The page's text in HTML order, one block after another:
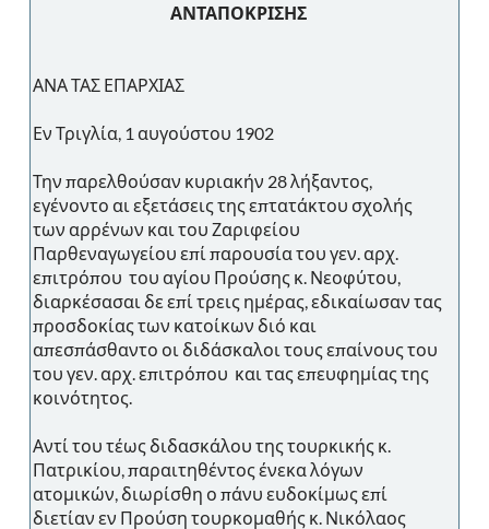
ΑΝΤΑΠΟΚΡΙΣΗΣ
ΑΝΑ ΤΑΣ ΕΠΑΡΧΙΑΣ
Εν Τριγλία, 1 αυγούστου 1902
Την παρελθούσαν κυριακήν 28 λήξαντος,
εγένοντο αι εξετάσεις της επτατάκτου σχολής
των αρρένων και του Ζαριφείου
Παρθεναγωγείου επί παρουσία του γεν. αρχ.
επιτρόπου του αγίου Προύσης κ. Νεοφύτου,
διαρκέσασαι δε επί τρεις ημέρας, εδικαίωσαν τας
προσδοκίας των κατοίκων διό και
απεσπάσθαντο οι διδάσκαλοι τους επαίνους του
του γεν. αρχ. επιτρόπου και τας επευφημίας της
κοινότητος.
Αντί του τέως διδασκάλου της τουρκικής κ.
Πατρικίου, παραιτηθέντος ένεκα λόγων
ατομικών, διωρίσθη ο πάνυ ευδοκίμως επί
διετίαν εν Προύση τουρκομαθής κ. Νικόλαος